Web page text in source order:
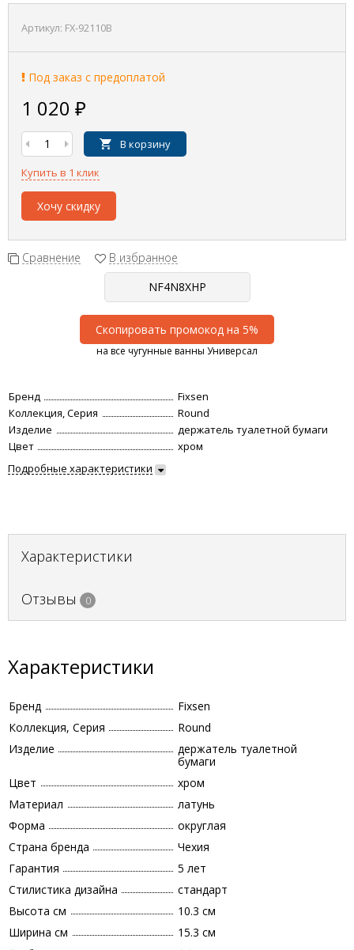
Артикул: FX-92110В
Под заказ с предоплатой
1 020 ₽
В корзину
Купить в 1 клик
Хочу скидку
Сравнение В избранное
Скопировать промокод на 5%
на все чугунные ванны Универсал
Бренд
Fixsen
Коллекция, Серия
Round
Изделие
держатель туалетной бумаги
Цвет
хром
Подробные характеристики
Характеристики
Отзывы 0
Характеристики
Бренд
Fixsen
Коллекция, Серия
Round
Изделие
держатель туалетной
бумаги
Цвет
хром
Материал
латунь
Форма
округлая
Страна бренда
Чехия
Гарантия
5 лет
Стилистика дизайна
стандарт
Высота см
10.3 см
Ширина см
15.3 см